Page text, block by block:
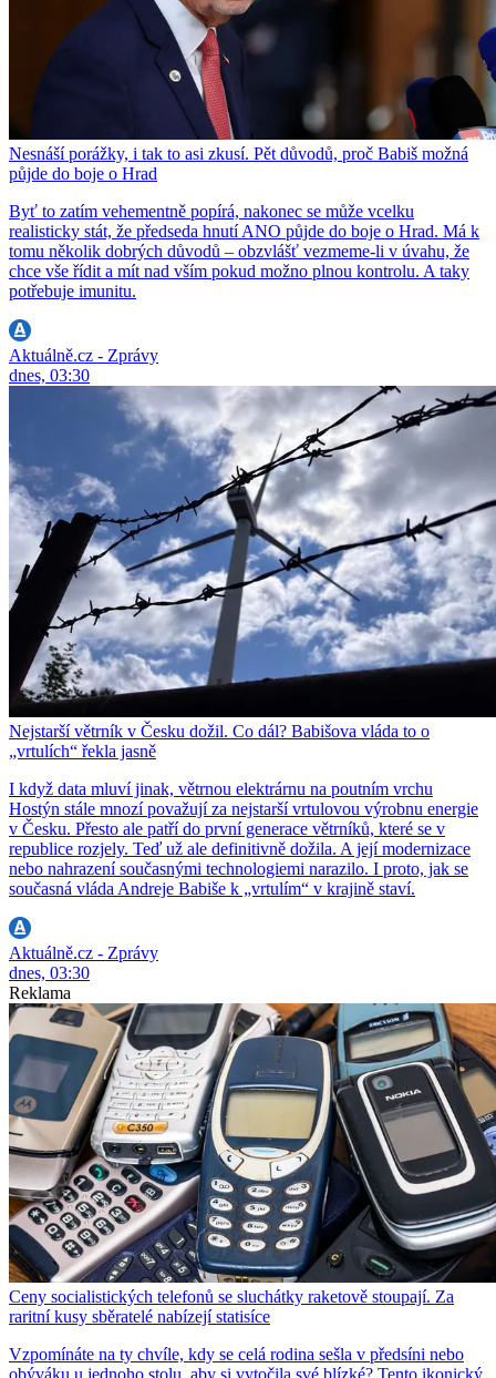
Nesnáší porážky, i tak to asi zkusí. Pět důvodů, proč Babiš možná
půjde do boje o Hrad
Byť to zatím vehementně popírá, nakonec se může vcelku
realisticky stát, že předseda hnutí ANO půjde do boje o Hrad. Má k
tomu několik dobrých důvodů – obzvlášť vezmeme-li v úvahu, že
chce vše řídit a mít nad vším pokud možno plnou kontrolu. A taky
potřebuje imunitu.
Aktuálně.cz - Zprávy
dnes, 03:30
Nejstarší větrník v Česku dožil. Co dál? Babišova vláda to o
„vrtulích“ řekla jasně
I když data mluví jinak, větrnou elektrárnu na poutním vrchu
Hostýn stále mnozí považují za nejstarší vrtulovou výrobnu energie
v Česku. Přesto ale patří do první generace větrníků, které se v
republice rozjely. Teď už ale definitivně dožila. A její modernizace
nebo nahrazení současnými technologiemi narazilo. I proto, jak se
současná vláda Andreje Babiše k „vrtulím“ v krajině staví.
Aktuálně.cz - Zprávy
dnes, 03:30
Reklama
Ceny socialistických telefonů se sluchátky raketově stoupají. Za
raritní kusy sběratelé nabízejí statisíce
Vzpomínáte na ty chvíle, kdy se celá rodina sešla v předsíni nebo
obýváku u jednoho stolu, aby si vytočila své blízké? Tento ikonický